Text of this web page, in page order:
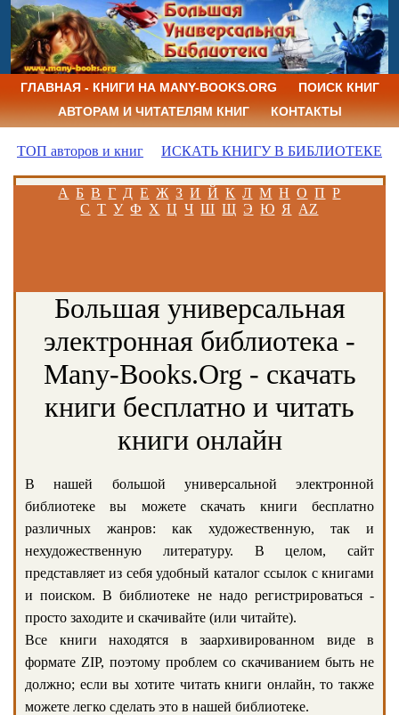
ГЛАВНАЯ - КНИГИ НА MANY-BOOKS.ORG
ПОИСК КНИГ
АВТОРАМ И ЧИТАТЕЛЯМ КНИГ
КОНТАКТЫ
ТОП авторов и книг ИСКАТЬ КНИГУ В БИБЛИОТЕКЕ
А Б В Г Д Е Ж З И Й К Л М Н О П Р
С Т У Ф Х Ц Ч Ш Щ Э Ю Я AZ
Большая универсальная
электронная библиотека -
Many-Books.Org - скачать
книги бесплатно и читать
книги онлайн
В нашей большой универсальной электронной
библиотеке вы можете скачать книги бесплатно
различных жанров: как художественную, так и
нехудожественную литературу. В целом, сайт
представляет из себя удобный каталог ссылок с книгами
и поиском. В библиотеке не надо регистрироваться -
просто заходите и скачивайте (или читайте).
Все книги находятся в заархивированном виде в
формате ZIP, поэтому проблем со скачиванием быть не
должно; если вы хотите читать книги онлайн, то также
можете легко сделать это в нашей библиотеке.